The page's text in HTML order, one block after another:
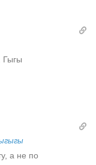
Гыгы
а не по